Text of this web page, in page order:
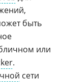
быть
или
.
сети